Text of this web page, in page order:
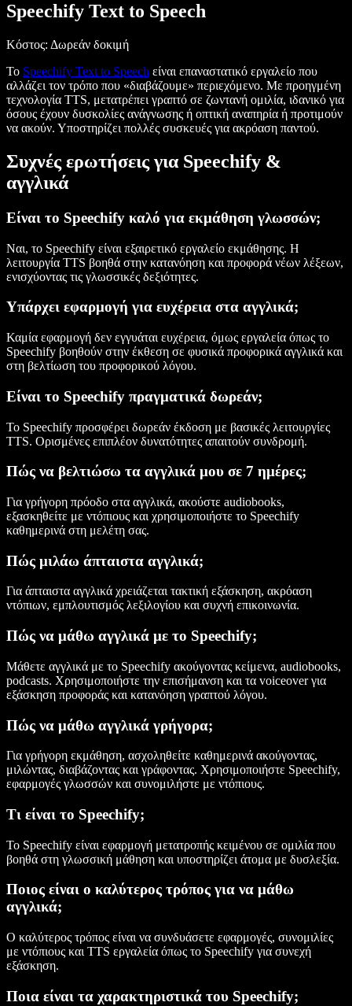
Speechify Text to Speech
Κόστος: Δωρεάν δοκιμή
Το Speechify Text to Speech είναι επαναστατικό εργαλείο που
αλλάζει τον τρόπο που «διαβάζουμε» περιεχόμενο. Με προηγμένη
τεχνολογία TTS, μετατρέπει γραπτό σε ζωντανή ομιλία, ιδανικό για
όσους έχουν δυσκολίες ανάγνωσης ή οπτική αναπηρία ή προτιμούν
να ακούν. Υποστηρίζει πολλές συσκευές για ακρόαση παντού.
Συχνές ερωτήσεις για Speechify &
αγγλικά
Είναι το Speechify καλό για εκμάθηση γλωσσών;
Ναι, το Speechify είναι εξαιρετικό εργαλείο εκμάθησης. Η
λειτουργία TTS βοηθά στην κατανόηση και προφορά νέων λέξεων,
ενισχύοντας τις γλωσσικές δεξιότητες.
Υπάρχει εφαρμογή για ευχέρεια στα αγγλικά;
Καμία εφαρμογή δεν εγγυάται ευχέρεια, όμως εργαλεία όπως το
Speechify βοηθούν στην έκθεση σε φυσικά προφορικά αγγλικά και
στη βελτίωση του προφορικού λόγου.
Είναι το Speechify πραγματικά δωρεάν;
Το Speechify προσφέρει δωρεάν έκδοση με βασικές λειτουργίες
TTS. Ορισμένες επιπλέον δυνατότητες απαιτούν συνδρομή.
Πώς να βελτιώσω τα αγγλικά μου σε 7 ημέρες;
Για γρήγορη πρόοδο στα αγγλικά, ακούστε audiobooks,
εξασκηθείτε με ντόπιους και χρησιμοποιήστε το Speechify
καθημερινά στη μελέτη σας.
Πώς μιλάω άπταιστα αγγλικά;
Για άπταιστα αγγλικά χρειάζεται τακτική εξάσκηση, ακρόαση
ντόπιων, εμπλουτισμός λεξιλογίου και συχνή επικοινωνία.
Πώς να μάθω αγγλικά με το Speechify;
Μάθετε αγγλικά με το Speechify ακούγοντας κείμενα, audiobooks,
podcasts. Χρησιμοποιήστε την επισήμανση και τα voiceover για
εξάσκηση προφοράς και κατανόηση γραπτού λόγου.
Πώς να μάθω αγγλικά γρήγορα;
Για γρήγορη εκμάθηση, ασχοληθείτε καθημερινά ακούγοντας,
μιλώντας, διαβάζοντας και γράφοντας. Χρησιμοποιήστε Speechify,
εφαρμογές γλωσσών και συνομιλήστε με ντόπιους.
Τι είναι το Speechify;
Το Speechify είναι εφαρμογή μετατροπής κειμένου σε ομιλία που
βοηθά στη γλωσσική μάθηση και υποστηρίζει άτομα με δυσλεξία.
Ποιος είναι ο καλύτερος τρόπος για να μάθω
αγγλικά;
Ο καλύτερος τρόπος είναι να συνδυάσετε εφαρμογές, συνομιλίες
με ντόπιους και TTS εργαλεία όπως το Speechify για συνεχή
εξάσκηση.
Ποια είναι τα χαρακτηριστικά του Speechify;